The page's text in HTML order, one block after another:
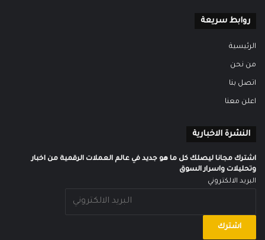
روابط سريعة
الرئيسية
من نحن
اتصل بنا
اعلن معنا
النشرة الاخبارية
اشترك مجانا ليصلك كل ما هو جديد في عالم العملات الرقمية من اخبار
وتحليلات واسرار السوق
البريد الالكتروني